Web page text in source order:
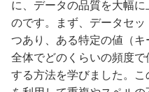
に、データの品質を大幅
のです。まず、データセッ
つあり、ある特定の値（
全体でどのくらいの頻度
する方法を学びました。